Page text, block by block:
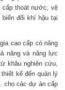
cấp thoát nước, vệ
đổi khí hậu tại
cao cấp có năng
năng và năng lực
khâu nghiên cứu,
kế đến quản lý
cho các dự án cấp